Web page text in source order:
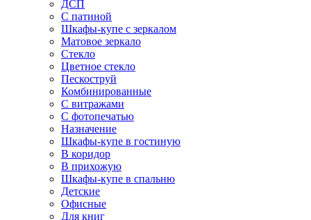
ДСП
С патиной
Шкафы-купе с зеркалом
Матовое зеркало
Стекло
Цветное стекло
Пескоструй
Комбинированные
С витражами
С фотопечатью
Назначение
Шкафы-купе в гостиную
В коридор
В прихожую
Шкафы-купе в спальню
Детские
Офисные
Для книг